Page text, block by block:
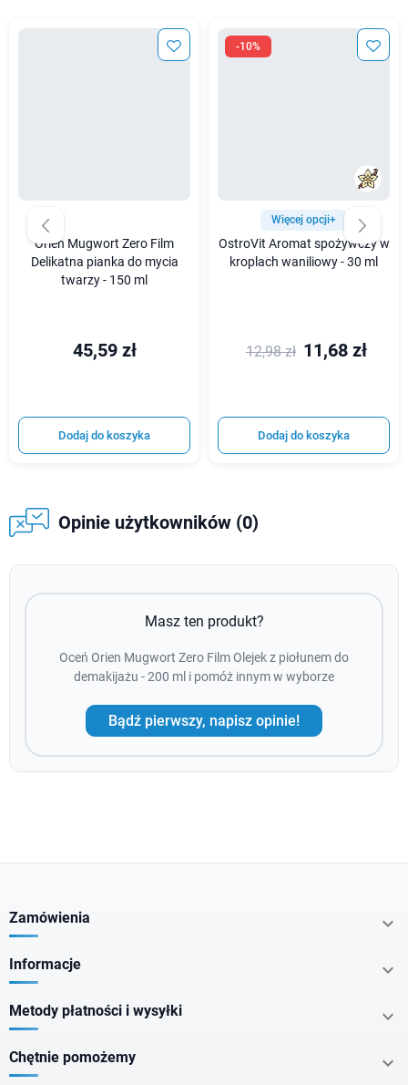
Orien Mugwort Zero Film
Delikatna pianka do mycia
twarzy - 150 ml
45,59 zł
Dodaj do koszyka
-10%
Więcej opcji+
OstroVit Aromat spożywczy w
kroplach waniliowy - 30 ml
12,98 zł 11,68 zł
Dodaj do koszyka
Opinie użytkowników (0)
Masz ten produkt?
Oceń Orien Mugwort Zero Film Olejek z piołunem do
demakijażu - 200 ml i pomóż innym w wyborze
Bądź pierwszy, napisz opinie!
Zamówienia 
Informacje 
Metody płatności i wysyłki 
Chętnie pomożemy 